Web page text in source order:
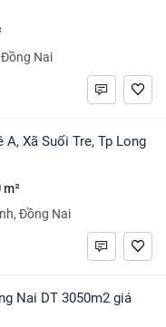
Nai
m²
Đồng Nai